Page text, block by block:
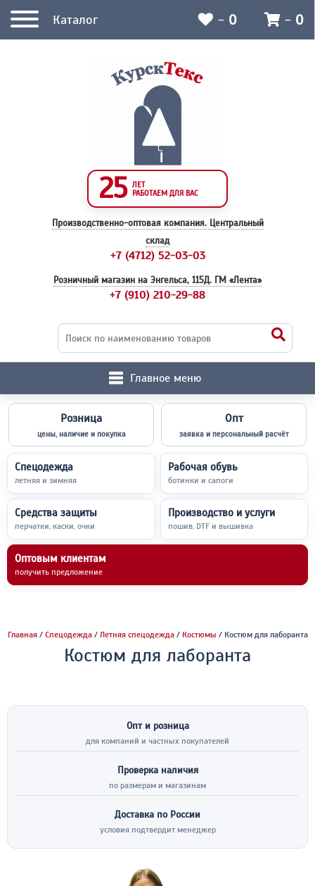
25 ЛЕТ
РАБОТАЕМ ДЛЯ ВАС
Производственно-оптовая компания. Центральный
склад
+7 (4712) 52-03-03
Розничный магазин на Энгельса, 115Д. ГМ «Лента»
+7 (910) 210-29-88
Главное меню
Розница
цены, наличие и покупка
Опт
заявка и персональный расчёт
Спецодежда
летняя и зимняя
Рабочая обувь
ботинки и сапоги
Средства защиты
перчатки, каски, очки
Производство и услуги
пошив, DTF и вышивка
Оптовым клиентам
получить предложение
Каталог - 0 - 0
Главная/ Спецодежда/ Летняя спецодежда/ Костюмы / Костюм для лаборанта
Костюм для лаборанта
Опт и розница
для компаний и частных покупателей
Проверка наличия
по размерам и магазинам
Доставка по России
условия подтвердит менеджер